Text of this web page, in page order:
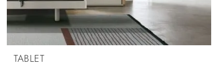
TABLET